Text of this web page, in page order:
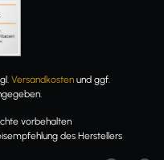
Versandkosten und ggf.
vorbehalten
des Herstellers